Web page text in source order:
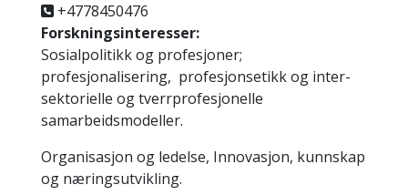
+4778450476
Forskningsinteresser:
Sosialpolitikk og profesjoner;
profesjonalisering, profesjonsetikk og inter-
sektorielle og tverrprofesjonelle
samarbeidsmodeller.
Organisasjon og ledelse, Innovasjon, kunnskap
og næringsutvikling.